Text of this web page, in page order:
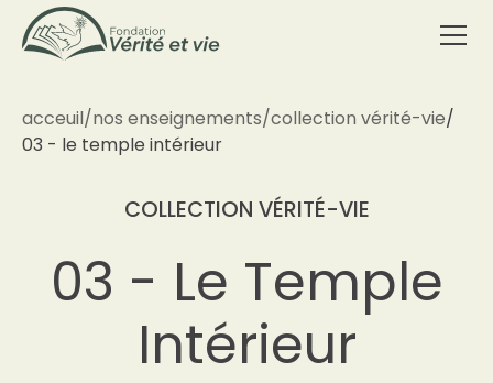
acceuil/nos enseignements/collection vérité-vie/
03 - le temple intérieur
COLLECTION VÉRITÉ-VIE
03 - Le Temple
Intérieur